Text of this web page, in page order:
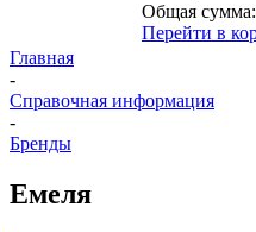
Общая сумма:
Перейти в
Главная
-
Справочная информация
-
Бренды
Емеля